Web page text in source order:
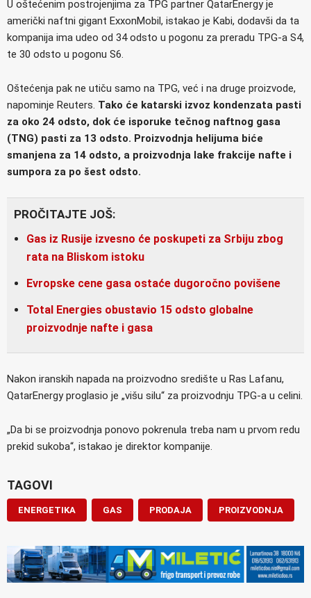
U oštećenim postrojenjima za TPG partner QatarEnergy je
američki naftni gigant ExxonMobil, istakao je Kabi, dodavši da ta
kompanija ima udeo od 34 odsto u pogonu za preradu TPG-a S4,
te 30 odsto u pogonu S6.
Oštećenja pak ne utiču samo na TPG, već i na druge proizvode,
napominje Reuters. Tako će katarski izvoz kondenzata pasti
za oko 24 odsto, dok će isporuke tečnog naftnog gasa
(TNG) pasti za 13 odsto. Proizvodnja helijuma biće
smanjena za 14 odsto, a proizvodnja lake frakcije nafte i
sumpora za po šest odsto.
PROČITAJTE JOŠ:
Gas iz Rusije izvesno će poskupeti za Srbiju zbog
rata na Bliskom istoku
Evropske cene gasa ostaće dugoročno povišene
Total Energies obustavio 15 odsto globalne
proizvodnje nafte i gasa
Nakon iranskih napada na proizvodno središte u Ras Lafanu,
QatarEnergy proglasio je „višu silu“ za proizvodnju TPG-a u celini.
„Da bi se proizvodnja ponovo pokrenula treba nam u prvom redu
prekid sukoba“, istakao je direktor kompanije.
TAGOVI
ENERGETIKA GAS PRODAJA PROIZVODNJA